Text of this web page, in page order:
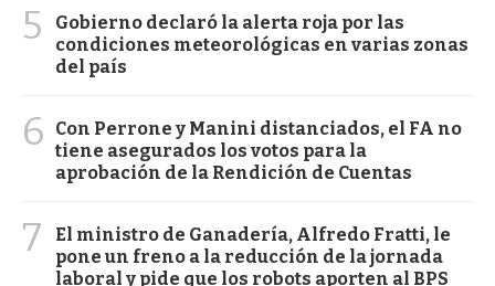
5
Gobierno declaró la alerta roja por las
condiciones meteorológicas en varias zonas
del país
6
Con Perrone y Manini distanciados, el FA no
tiene asegurados los votos para la
aprobación de la Rendición de Cuentas
7
El ministro de Ganadería, Alfredo Fratti, le
pone un freno a la reducción de la jornada
laboral y pide que los robots aporten al BPS